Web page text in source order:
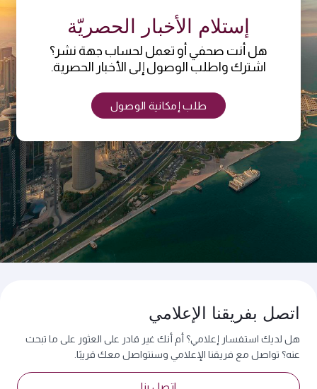
إستلام الأخبار الحصريّة
هل أنت صحفي أو تعمل لحساب جهة نشر؟
اشترك واطلب الوصول إلى الأخبار الحصرية.
طلب إمكانية الوصول
اتصل بفريقنا الإعلامي
هل لديك استفسار إعلامي؟ أم أنك غير قادر على العثور على ما تبحث
عنه؟ تواصل مع فريقنا الإعلامي وسنتواصل معك قريبًا.
اتصل بنا